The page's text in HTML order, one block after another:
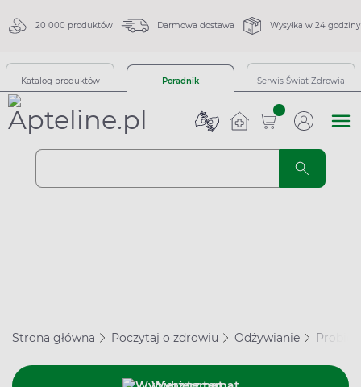
20 000 produktów Darmowa dostawa Wysyłka w 24 godziny
Katalog produktów Poradnik Serwis Świat Zdrowia
sztuk
Strona główna Poczytaj o zdrowiu Odżywianie